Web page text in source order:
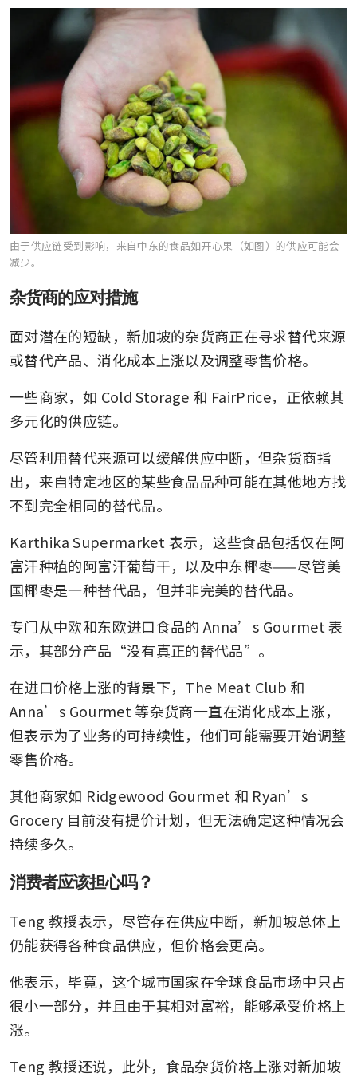
由于供应链受到影响，来自中东的食品如开心果（如图）的供应可能会
减少。
杂货商的应对措施
面对潜在的短缺，新加坡的杂货商正在寻求替代来源
或替代产品、消化成本上涨以及调整零售价格。
一些商家，如 Cold Storage 和 FairPrice，正依赖其
多元化的供应链。
尽管利用替代来源可以缓解供应中断，但杂货商指
出，来自特定地区的某些食品品种可能在其他地方找
不到完全相同的替代品。
Karthika Supermarket 表示，这些食品包括仅在阿
富汗种植的阿富汗葡萄干，以及中东椰枣——尽管美
国椰枣是一种替代品，但并非完美的替代品。
专门从中欧和东欧进口食品的 Anna’s Gourmet 表
示，其部分产品“没有真正的替代品”。
在进口价格上涨的背景下，The Meat Club 和
Anna’s Gourmet 等杂货商一直在消化成本上涨，
但表示为了业务的可持续性，他们可能需要开始调整
零售价格。
其他商家如 Ridgewood Gourmet 和 Ryan’s
Grocery 目前没有提价计划，但无法确定这种情况会
持续多久。
消费者应该担心吗？
Teng 教授表示，尽管存在供应中断，新加坡总体上
仍能获得各种食品供应，但价格会更高。
他表示，毕竟，这个城市国家在全球食品市场中只占
很小一部分，并且由于其相对富裕，能够承受价格上
涨。
Teng 教授还说，此外，食品杂货价格上涨对新加坡